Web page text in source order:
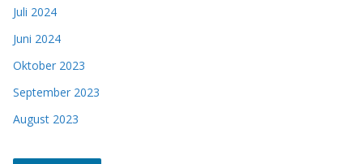
Juli 2024
Juni 2024
Oktober 2023
September 2023
August 2023